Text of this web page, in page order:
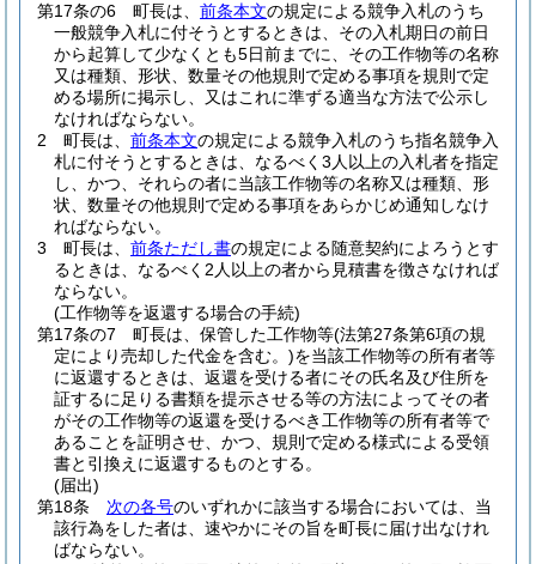
第17条の6
町長は、 前条本文の規定による競争入札のうち
一般競争入札に付そうとするときは、その入札期日の前日
から起算して少なくとも5日前までに、その工作物等の名称
又は種類、形状、数量その他規則で定める事項を規則で定
める場所に掲示し、又はこれに準ずる適当な方法で公示し
なければならない。
2
町長は、 前条本文の規定による競争入札のうち指名競争入
札に付そうとするときは、なるべく3人以上の入札者を指定
し、かつ、それらの者に当該工作物等の名称又は種類、形
状、数量その他規則で定める事項をあらかじめ通知しなけ
ればならない。
3
町長は、 前条ただし書の規定による随意契約によろうとす
るときは、なるべく2人以上の者から見積書を徴さなければ
ならない。
(工作物等を返還する場合の手続)
第17条の7
町長は、保管した工作物等(法第27条第6項の規
定により売却した代金を含む。)を当該工作物等の所有者等
に返還するときは、返還を受ける者にその氏名及び住所を
証するに足りる書類を提示させる等の方法によってその者
がその工作物等の返還を受けるべき工作物等の所有者等で
あることを証明させ、かつ、規則で定める様式による受領
書と引換えに返還するものとする。
(届出)
第18条
次の各号のいずれかに該当する場合においては、当
該行為をした者は、速やかにその旨を町長に届け出なけれ
ばならない。